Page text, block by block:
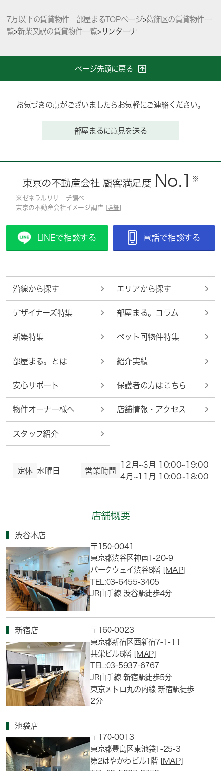
7万以下の賃貸物件 部屋まるTOPページ>葛飾区の賃貸物件一
覧>新柴又駅の賃貸物件一覧>サンターナ
ページ先頭に戻る
お気づきの点がございましたらお気軽にご連絡ください。
部屋まるに意見を送る
東京の不動産会社 顧客満足度 No.1 ※
※ゼネラルリサーチ調べ
東京の不動産会社イメージ調査 [ 詳細
LINEで相談する 電話で相談する
沿線から探す エリアから探す
デザイナーズ特集 部屋まる。コラム
新築特集 ペット可物件特集
部屋まる。とは 紹介実績
安心サポート 保護者の方はこちら
物件オーナー様へ 店舗情報・アクセス
スタッフ紹介
定休 水曜日 営業時間
12月~3月 10:00~19:00
4月~11月 10:00~18:00
店舗概要
渋谷本店
〒150-0041
東京都渋谷区神南1-20-9
パークウェイ渋谷8階 [MAP]
TEL:03-6455-3405
JR山手線 渋谷駅徒歩4分
新宿店
〒160-0023
東京都新宿区西新宿7-1-11
共栄ビル6階 [MAP]
TEL:03-5937-6767
JR山手線 新宿駅徒歩5分
東京メトロ丸の内線 新宿駅徒歩
2分
池袋店
〒170-0013
東京都豊島区東池袋1-25-3
第2はやかわビル1階 [MAP]